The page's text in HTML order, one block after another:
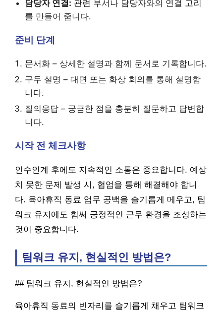
담당자 연결: 관련 부서나 담당자와의 연결 고리
를 만들어 줍니다.
준비 단계
문서화 – 상세한 설명과 함께 문서로 기록합니다.
구두 설명 – 대면 또는 화상 회의를 통해 설명합
니다.
질의응답 – 궁금한 점을 충분히 질문하고 답변합
니다.
시작 전 체크사항
인수인계 후에도 지속적인 소통은 중요합니다. 예상
치 못한 문제 발생 시, 협업을 통해 해결해야 합니
다. 육아휴직 동료 업무 공백을 슬기롭게 메우고, 팀
워크 유지에도 힘써 긍정적인 근무 환경을 조성하는
것이 중요합니다.
팀워크 유지, 현실적인 방법은?
## 팀워크 유지, 현실적인 방법은?
육아휴직 동료의 빈자리를 슬기롭게 채우고 팀워크